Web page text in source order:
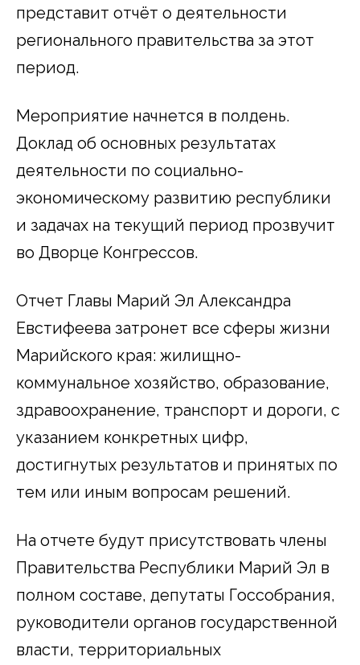
представит отчёт о деятельности
регионального правительства за этот
период.
Мероприятие начнется в полдень.
Доклад об основных результатах
деятельности по социально-
экономическому развитию республики
и задачах на текущий период прозвучит
во Дворце Конгрессов.
Отчет Главы Марий Эл Александра
Евстифеева затронет все сферы жизни
Марийского края: жилищно-
коммунальное хозяйство, образование,
здравоохранение, транспорт и дороги, с
указанием конкретных цифр,
достигнутых результатов и принятых по
тем или иным вопросам решений.
На отчете будут присутствовать члены
Правительства Республики Марий Эл в
полном составе, депутаты Госсобрания,
руководители органов государственной
власти, территориальных